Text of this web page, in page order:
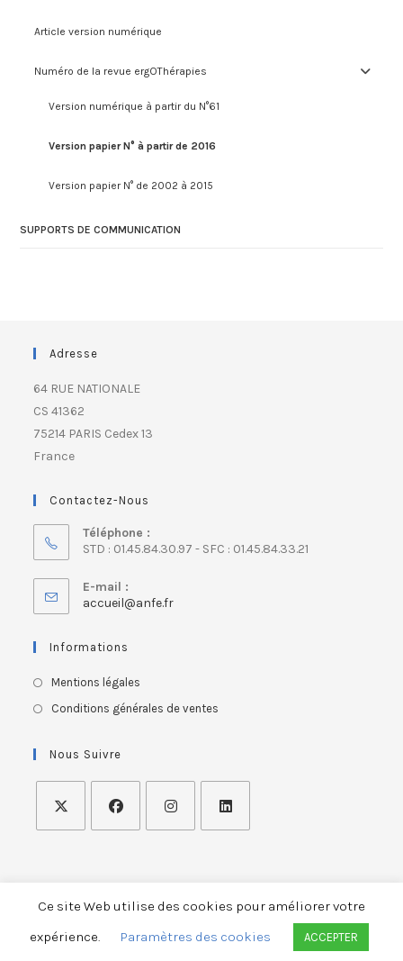
Article version numérique
Numéro de la revue ergOThérapies
Version numérique à partir du N°61
Version papier N° à partir de 2016
Version papier N° de 2002 à 2015
SUPPORTS DE COMMUNICATION
Adresse
64 RUE NATIONALE
CS 41362
75214 PARIS Cedex 13
France
Contactez-Nous
Téléphone :
STD : 01.45.84.30.97 - SFC : 01.45.84.33.21
E-mail :
accueil@anfe.fr
Informations
Mentions légales
Conditions générales de ventes
Nous Suivre
ASSOCIATION NATIONALE FRANÇAISE DES ERGOTHERAPEUTES
Ce site Web utilise des cookies pour améliorer votre
expérience.
Paramètres des cookies ACCEPTER